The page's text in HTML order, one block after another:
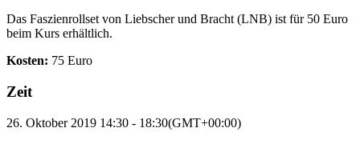
Das Faszienrollset von Liebscher und Bracht (LNB) ist für 50 Euro
beim Kurs erhältlich.
Kosten: 75 Euro
Zeit
26. Oktober 2019 14:30 - 18:30(GMT+00:00)